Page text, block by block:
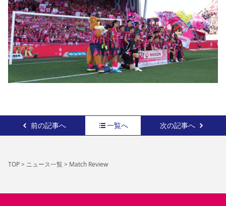
前の記事へ 一覧へ 次の記事へ
TOP> ニュース一覧> Match Review